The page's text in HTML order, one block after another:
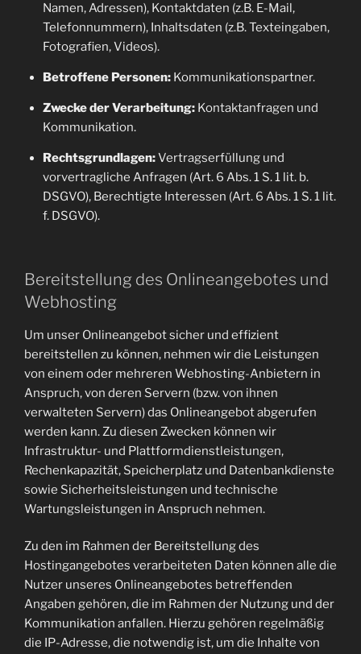
Namen, Adressen), Kontaktdaten (z.B. E-Mail,
Telefonnummern), Inhaltsdaten (z.B. Texteingaben,
Fotografien, Videos).
Betroffene Personen:Kommunikationspartner.
Zwecke der Verarbeitung:Kontaktanfragen und
Kommunikation.
Rechtsgrundlagen:Vertragserfüllung und
vorvertragliche Anfragen (Art. 6 Abs. 1 S. 1 lit. b.
DSGVO), Berechtigte Interessen (Art. 6 Abs. 1 S. 1 lit.
f. DSGVO).
Bereitstellung des Onlineangebotes und
Webhosting
Um unser Onlineangebot sicher und effizient
bereitstellen zu können, nehmen wir die Leistungen
von einem oder mehreren Webhosting-Anbietern in
Anspruch, von deren Servern (bzw. von ihnen
verwalteten Servern) das Onlineangebot abgerufen
werden kann. Zu diesen Zwecken können wir
Infrastruktur- und Plattformdienstleistungen,
Rechenkapazität, Speicherplatz und Datenbankdienste
sowie Sicherheitsleistungen und technische
Wartungsleistungen in Anspruch nehmen.
Zu den im Rahmen der Bereitstellung des
Hostingangebotes verarbeiteten Daten können alle die
Nutzer unseres Onlineangebotes betreffenden
Angaben gehören, die im Rahmen der Nutzung und der
Kommunikation anfallen. Hierzu gehören regelmäßig
die IP-Adresse, die notwendig ist, um die Inhalte von